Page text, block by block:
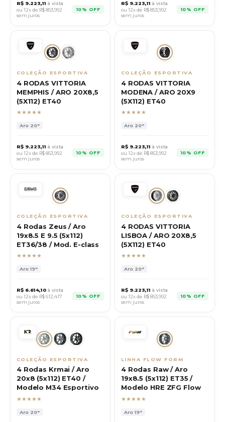
R$ 9.223,11 à vista
ou 12x de R$853,992
sem juros
10% OFF
R$ 9.223,11 à vista
ou 12x de R$853,992
sem juros
10% OFF
COLEÇÃO ESPORTIVA
4 RODAS VITTORIA
MEMPHIS / ARO 20X8,5
(5X112) ET40
★★★★★
Aro 20"
R$ 9.223,11 à vista
ou 12x de R$853,992
sem juros
10% OFF
COLEÇÃO ESPORTIVA
4 RODAS VITTORIA
MODENA / ARO 20X9
(5X112) ET40
★★★★★
Aro 20"
R$ 9.223,11 à vista
ou 12x de R$853,992
sem juros
10% OFF
COLEÇÃO ESPORTIVA
4 Rodas Zeus / Aro
19x8.5 E 9.5 (5x112)
ET36/38 / Mod. E-class
★★★★★
Aro19"
R$ 6.614,10 à vista
ou 12x de R$612,417
sem juros
10% OFF
COLEÇÃO ESPORTIVA
4 RODAS VITTORIA
LISBOA / ARO 20X8,5
(5X112) ET40
★★★★★
Aro 20"
R$ 9.223,11 à vista
ou 12x de R$853,992
sem juros
10% OFF
COLEÇÃO ESPORTIVA
4 Rodas Krmai / Aro
20x8 (5x112) ET40 /
Modelo M34 Esportivo
★★★★★
Aro 20"
LINHA FLOW FORM
4 Rodas Raw / Aro
19x8.5 (5x112) ET35 /
Modelo HRE ZFG Flow
★★★★★
Aro19"